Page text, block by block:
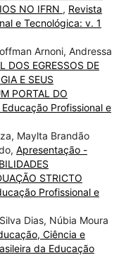
NO IFRN , Revista
e Tecnológica: v. 1
Arnoni, Andressa
DOS EGRESSOS DE
E SEUS
PORTAL DO
Profissional e
Maylta Brandão
Apresentação -
STRICTO
Profissional e
Dias, Núbia Moura
Ciência e
da Educação